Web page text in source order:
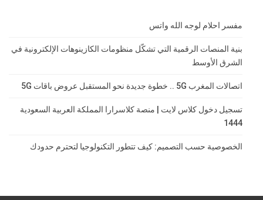
مفسر احلام لوجه الله واتس
بنية المنصات الرقمية التي تشكّل منظومات الكازينوهات الإلكترونية في
الشرق الأوسط
اتصالات المغرب 5G .. خطوة جديدة نحو المستقبل عروض باقات 5G
تسجيل دخول كلاس لايت | منصة كلاسرارا المملكة العربية السعودية
1444
الخصوصية حسب التصميم: كيف تتطور التكنولوجيا لتحترم حدودك